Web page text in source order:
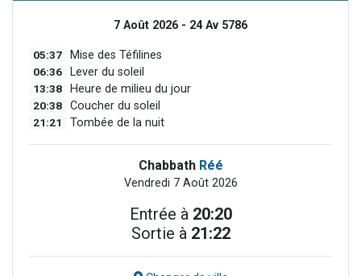
7 Août 2026 - 24 Av 5786
05:37 Mise des Téfilines
06:36 Lever du soleil
13:38 Heure de milieu du jour
20:38 Coucher du soleil
21:21 Tombée de la nuit
Chabbath Réé
Vendredi 7 Août 2026
Entrée à 20:20
Sortie à 21:22